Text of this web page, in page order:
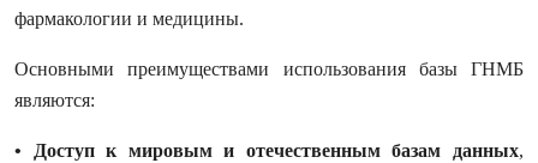
фармакологии и медицины.
Основными преимуществами использования базы ГНМБ
являются:
• Доступ к мировым и отечественным базам данных,